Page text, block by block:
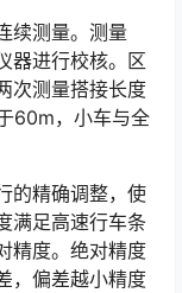
续测量。测量
器进行校核。区
次测量搭接长度
60m，小车与全
的精确调整，使
满足高速行车条
精度。绝对精度
，偏差越小精度